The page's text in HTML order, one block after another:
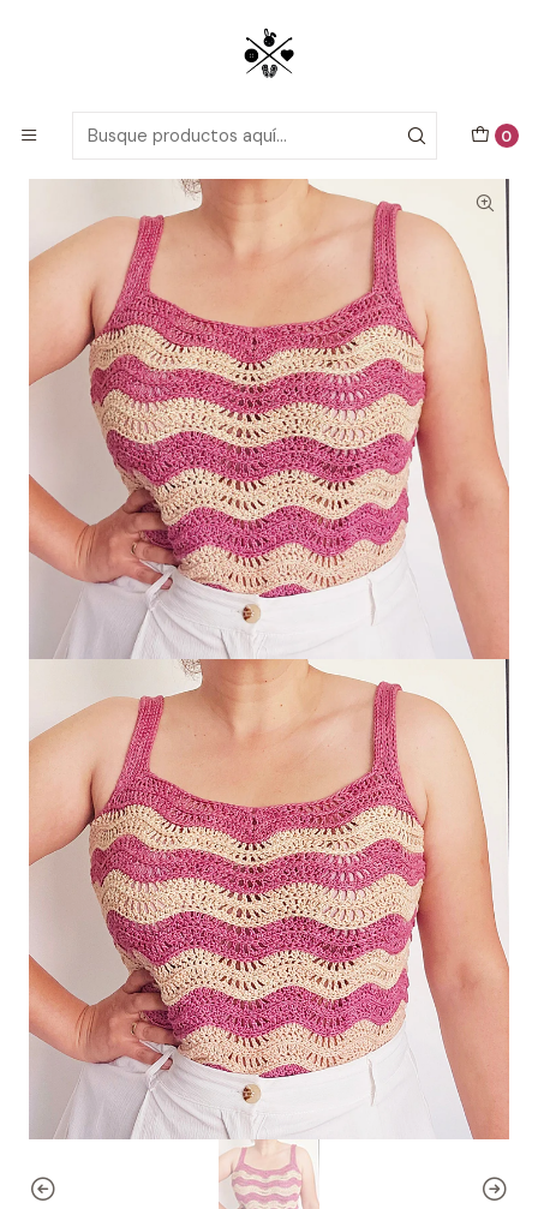
0
Patrones detallados en PDF con tutoriales en video, todo lo que
necesitas para comenzar tu próximo proyecto de crochet!